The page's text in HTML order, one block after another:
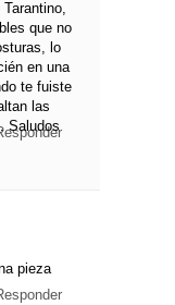
que no
lo
en una
te fuiste
las
Saludos
pieza